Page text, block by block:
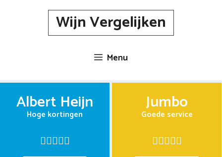
Wijn Vergelijken
Menu
Albert Heijn
Hoge kortingen
Jumbo
Goede service